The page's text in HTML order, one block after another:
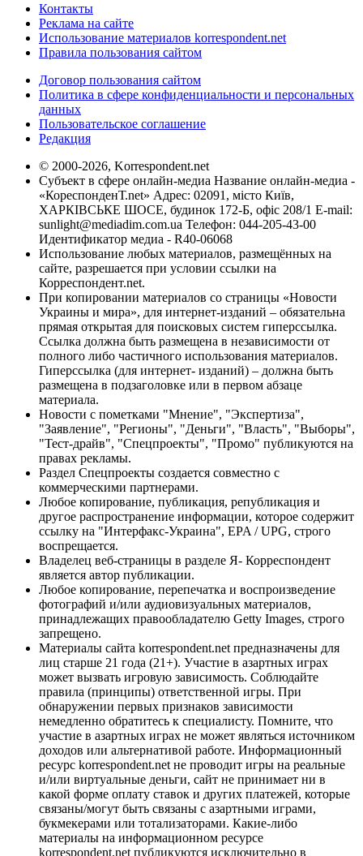
Контакты
Реклама на сайте
Использование материалов korrespondent.net
Правила пользования сайтом
Договор пользования сайтом
Политика в сфере конфиденциальности и персональных
данных
Пользовательское соглашение
Редакция
© 2000-2026, Korrespondent.net
Субъект в сфере онлайн-медиа Название онлайн-медиа -
«КореспонденТ.net» Адрес: 02091, місто Київ,
ХАРКІВСЬКЕ ШОСЕ, будинок 172-Б, офіс 208/1 E-mail:
sunlight@mediadim.com.ua Телефон: 044-205-43-00
Идентификатор медиа - R40-06068
Использование любых материалов, размещённых на
сайте, разрешается при условии ссылки на
Корреспондент.net.
При копировании материалов со страницы «Новости
Украины и мира», для интернет-изданий – обязательна
прямая открытая для поисковых систем гиперссылка.
Ссылка должна быть размещена в независимости от
полного либо частичного использования материалов.
Гиперссылка (для интернет- изданий) – должна быть
размещена в подзаголовке или в первом абзаце
материала.
Новости с пометками "Мнение", "Экспертиза",
"Заявление", "Регионы", "Деньги", "Власть", "Выборы",
"Тест-драйв", "Спецпроекты", "Промо" публикуются на
правах рекламы.
Раздел Спецпроекты создается совместно с
коммерческими партнерами.
Любое копирование, публикация, републикация и
другое распространение информации, которое содержит
ссылку на "Интерфакс-Украина", EPA / UPG, строго
воспрещается.
Владелец веб-страницы в разделе Я- Корреспондент
является автор публикации.
Любое копирование, перепечатка и воспроизведение
фотографий и/или аудиовизуальных материалов,
принадлежащих правообладателю Getty Images, строго
запрещено.
Материалы сайта korrespondent.net предназначены для
лиц старше 21 года (21+). Участие в азартных играх
может вызвать игровую зависимость. Соблюдайте
правила (принципы) ответственной игры. При
обнаружении первых признаков зависимости
немедленно обратитесь к специалисту. Помните, что
участие в азартных играх не может являться источником
доходов или альтернативой работе. Информационный
ресурс korrespondent.net не проводит игры на реальные
и/или виртуальные деньги, сайт не принимает ни в
какой форме оплату ставок и других платежей, которые
связаны/могут быть связаны с азартными играми,
букмекерами или тотализаторами. Какие-либо
материалы на информационном ресурсе
korrespondent.net публикуются исключительно в